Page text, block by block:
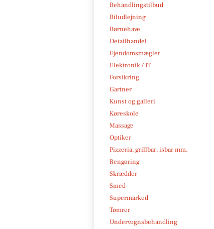
Behandlingstilbud
Biludlejning
Børnehave
Detailhandel
Ejendomsmægler
Elektronik / IT
Forsikring
Gartner
Kunst og galleri
Køreskole
Massage
Optiker
Pizzeria, grillbar, isbar mm.
Rengøring
Skrædder
Smed
Supermarked
Tømrer
Undervognsbehandling